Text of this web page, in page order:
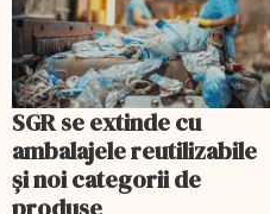
SGR se extinde cu
ambalajele reutilizabile
și noi categorii de